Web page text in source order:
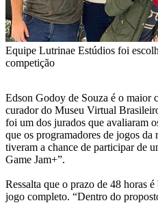
Equipe Lutrinae Estúdios foi
competição
Edson Godoy de Souza é o maior
curador do Museu Virtual
foi um dos jurados que avaliaram
que os programadores de jogos da
tiveram a chance de participar de
Game Jam+”.
Ressalta que o prazo de 48 horas
jogo completo. “Dentro do